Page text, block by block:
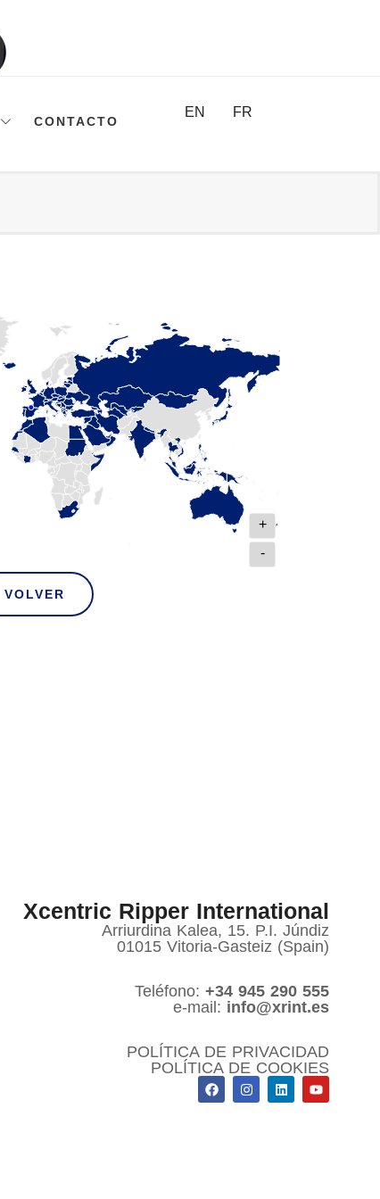
CONTACTO
EN FR
+
-
VOLVER
Xcentric Ripper International
Arriurdina Kalea, 15. P.I. Júndiz
01015 Vitoria-Gasteiz (Spain)
Teléfono: +34 945 290 555
e-mail: info@xrint.es
POLÍTICA DE PRIVACIDAD
POLÍTICA DE COOKIES